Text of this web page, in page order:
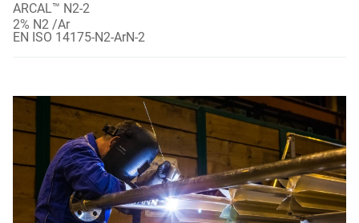
ARCAL™ N2-2
2% N2 /Ar
EN ISO 14175-N2-ArN-2